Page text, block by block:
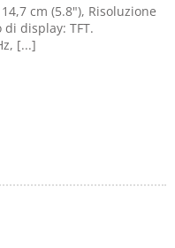
cm (5.8"), Risoluzione
display: TFT.
[...]